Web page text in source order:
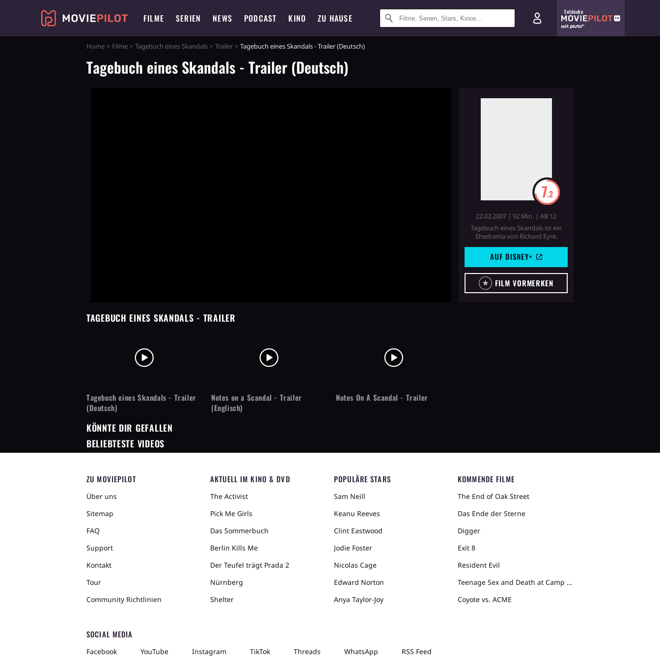
FILME SERIEN NEWS PODCAST KINO ZU HAUSE
Entdecke
Home Filme Tagebuch eines Skandals Trailer Tagebuch eines Skandals - Trailer (Deutsch)
Tagebuch eines Skandals - Trailer (Deutsch)
7.2
22.02.2007 | 92 Min. | AB 12
Tagebuch eines Skandals ist ein
Ehedrama von Richard Eyre.
AUF DISNEY+
FILM VORMERKEN
TAGEBUCH EINES SKANDALS - TRAILER
Tagebuch eines Skandals - Trailer
(Deutsch)
Notes on a Scandal - Trailer
(Englisch)
Notes On A Scandal - Trailer
KÖNNTE DIR GEFALLEN
BELIEBTESTE VIDEOS
ZU MOVIEPILOT
Über uns
Sitemap
FAQ
Support
Kontakt
Tour
Community Richtlinien
AKTUELL IM KINO & DVD
The Activist
Pick Me Girls
Das Sommerbuch
Berlin Kills Me
Der Teufel trägt Prada 2
Nürnberg
Shelter
POPULÄRE STARS
Sam Neill
Keanu Reeves
Clint Eastwood
Jodie Foster
Nicolas Cage
Edward Norton
Anya Taylor-Joy
KOMMENDE FILME
The End of Oak Street
Das Ende der Sterne
Digger
Exit 8
Resident Evil
Teenage Sex and Death at Camp Miasma
Coyote vs. ACME
SOCIAL MEDIA
Facebook YouTube Instagram TikTok Threads WhatsApp RSS Feed